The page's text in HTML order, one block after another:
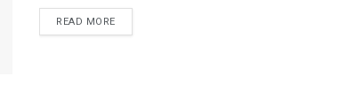
READ MOREDETAILS